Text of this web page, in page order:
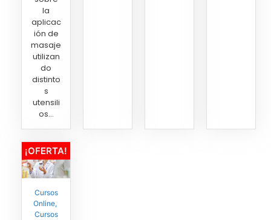
la
aplicac
ión de
masaje
utilizan
do
distinto
s
utensili
os...
¡OFERTA!
Cursos
Online,
Cursos